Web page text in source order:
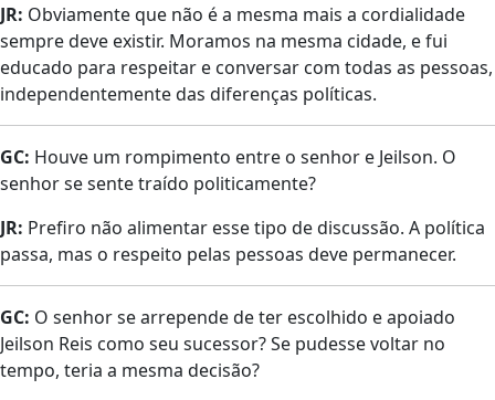
JR: Obviamente que não é a mesma mais a cordialidade
sempre deve existir. Moramos na mesma cidade, e fui
educado para respeitar e conversar com todas as pessoas,
independentemente das diferenças políticas.
GC: Houve um rompimento entre o senhor e Jeilson. O
senhor se sente traído politicamente?
JR: Prefiro não alimentar esse tipo de discussão. A política
passa, mas o respeito pelas pessoas deve permanecer.
GC: O senhor se arrepende de ter escolhido e apoiado
Jeilson Reis como seu sucessor? Se pudesse voltar no
tempo, teria a mesma decisão?